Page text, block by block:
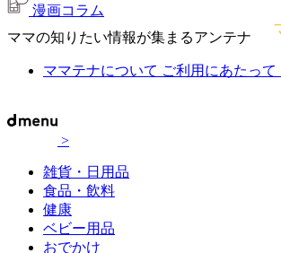
漫画コラム
ママの知りたい情報が集まるアンテナ
ママテナについて ご利用にあたって
>
雑貨・日用品
食品・飲料
健康
ベビー用品
おでかけ